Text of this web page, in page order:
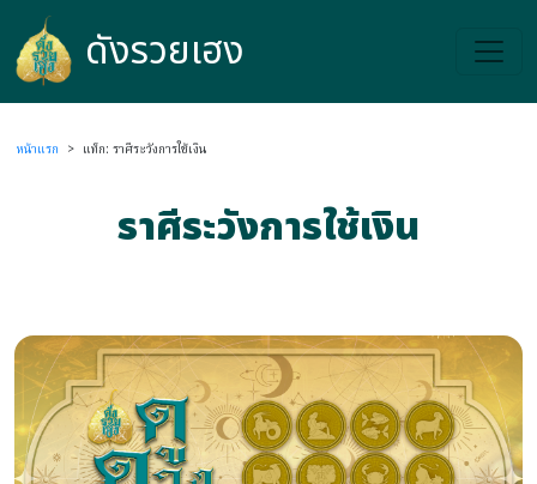
ดังรวยเฮง
ดังรวยเฮง
หน้าแรก > แท็ก: ราศีระวังการใช้เงิน
ราศีระวังการใช้เงิน